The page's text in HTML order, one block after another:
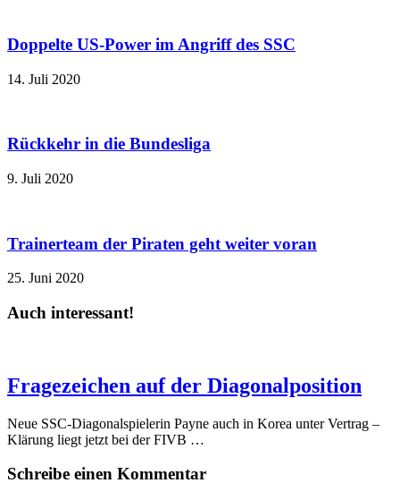
Doppelte US-Power im Angriff des SSC
14. Juli 2020
Rückkehr in die Bundesliga
9. Juli 2020
Trainerteam der Piraten geht weiter voran
25. Juni 2020
Auch interessant!
Fragezeichen auf der Diagonalposition
Neue SSC-Diagonalspielerin Payne auch in Korea unter Vertrag –
Klärung liegt jetzt bei der FIVB …
Schreibe einen Kommentar